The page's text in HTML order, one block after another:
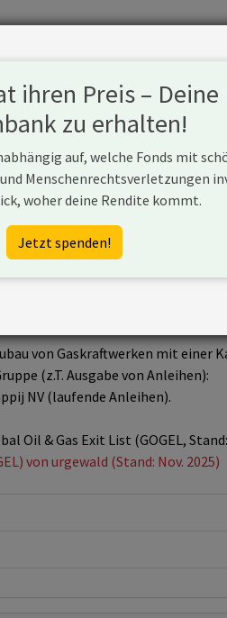
aus Deutschland, das neue
von Gaskraftwerken mit einer
(z.T. Ausgabe von Anleihen):
NV (laufende Anleihen).
Oil & Gas Exit List (GOGEL,
von urgewald (Stand: Nov. 2025)
ihren Preis –
zu erhalten!
auf, welche Fonds mit
Menschenrechtsverletzungen
woher deine Rendite kommt.
Jetzt spenden!